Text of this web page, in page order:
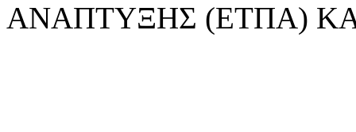
ΑΝΑΠΤΥΞΗΣ (ΕΤΠΑ)